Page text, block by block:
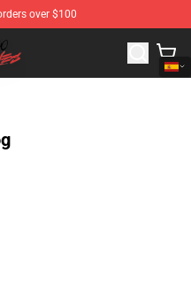
over $100
100 Thieves Merchandise